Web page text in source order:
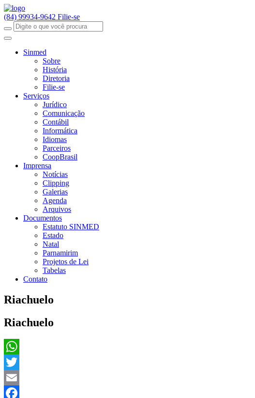
(84) 99934-9642 Filie-se
Sinmed
Sobre
História
Diretoria
Filie-se
Serviços
Jurídico
Comunicação
Contábil
Informática
Idiomas
Parceiros
CoopBrasil
Imprensa
Notícias
Clipping
Galerias
Agenda
Arquivos
Documentos
Estatuto SINMED
Estado
Natal
Parnamirim
Projetos de Lei
Tabelas
Contato
Riachuelo
Riachuelo
WhatsApp
Twitter
Email